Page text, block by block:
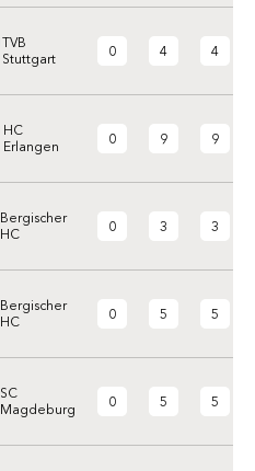
TVB
Stuttgart
0 4 4
HC
Erlangen
0 9 9
Bergischer
HC
0 3 3
Bergischer
HC
0 5 5
SC
Magdeburg
0 5 5